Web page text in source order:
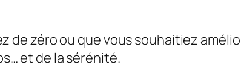
de zéro ou que vous souhaitiez
et de la sérénité.